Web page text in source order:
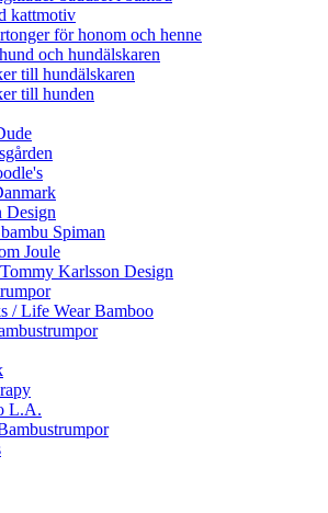
kattmotiv
för honom och henne
och hundälskaren
till hundälskaren
till hunden
Design
Spiman
Joule
Karlsson Design
/ Life Wear Bamboo
L.A.